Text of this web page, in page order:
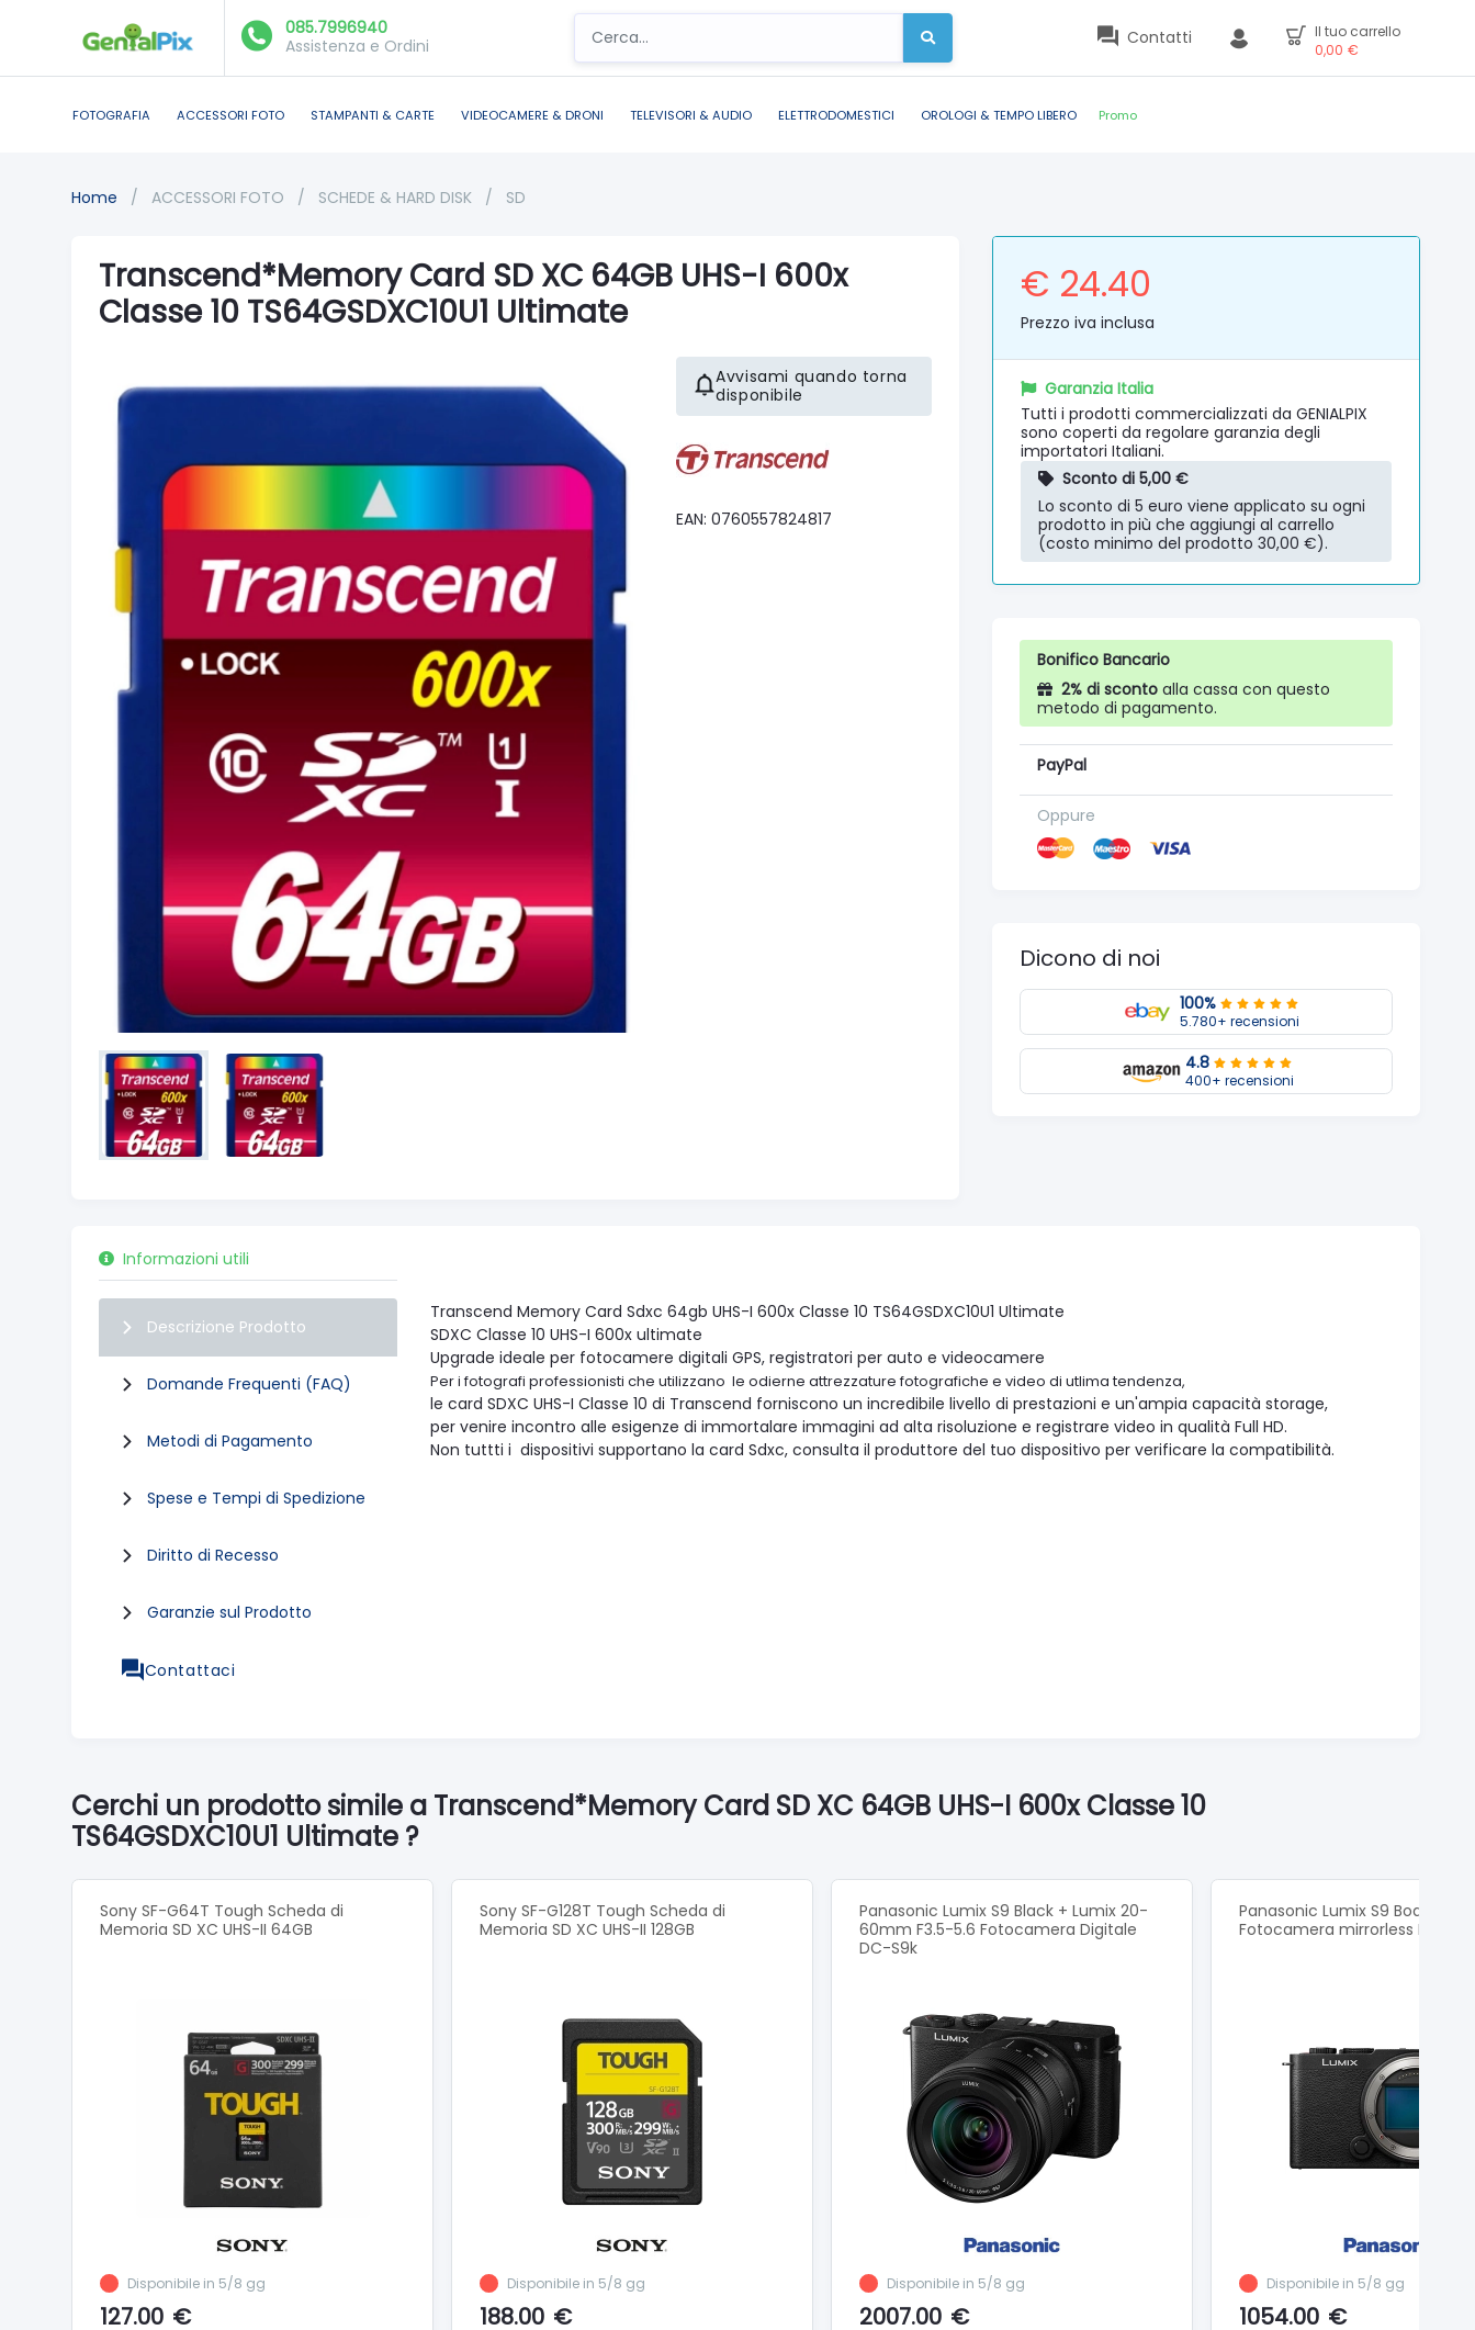
085.7996940
Assistenza e Ordini
Contatti
Il tuo carrello
0,00 €
FOTOGRAFIA ACCESSORI FOTO STAMPANTI & CARTE VIDEOCAMERE & DRONI TELEVISORI & AUDIO ELETTRODOMESTICI OROLOGI & TEMPO LIBERO Promo
Home / ACCESSORI FOTO / SCHEDE & HARD DISK / SD
Transcend*Memory Card SD XC 64GB UHS-I 600x
Classe 10 TS64GSDXC10U1 Ultimate
Avvisami quando torna
disponibile
EAN: 0760557824817
€ 24.40
Prezzo iva inclusa
Garanzia Italia
Tutti i prodotti commercializzati da GENIALPIX
sono coperti da regolare garanzia degli
importatori Italiani.
Sconto di 5,00 €
Lo sconto di 5 euro viene applicato su ogni
prodotto in più che aggiungi al carrello
(costo minimo del prodotto 30,00 €).
Bonifico Bancario
2% di sconto alla cassa con questo
metodo di pagamento.
PayPal
Oppure
Dicono di noi
100%
5.780+ recensioni
4.8
400+ recensioni
Informazioni utili
Descrizione Prodotto
Domande Frequenti (FAQ)
Metodi di Pagamento
Spese e Tempi di Spedizione
Diritto di Recesso
Garanzie sul Prodotto
Contattaci
Transcend Memory Card Sdxc 64gb UHS-I 600x Classe 10 TS64GSDXC10U1 Ultimate
SDXC Classe 10 UHS-I 600x ultimate
Upgrade ideale per fotocamere digitali GPS, registratori per auto e videocamere
Per i fotografi professionisti che utilizzano le odierne attrezzature fotografiche e video di utlima tendenza,
le card SDXC UHS-I Classe 10 di Transcend forniscono un incredibile livello di prestazioni e un'ampia capacità storage,
per venire incontro alle esigenze di immortalare immagini ad alta risoluzione e registrare video in qualità Full HD.
Non tuttti i dispositivi supportano la card Sdxc, consulta il produttore del tuo dispositivo per verificare la compatibilità.
Cerchi un prodotto simile a Transcend*Memory Card SD XC 64GB UHS-I 600x Classe 10
TS64GSDXC10U1 Ultimate ?
Sony SF-G64T Tough Scheda di
Memoria SD XC UHS-II 64GB
Disponibile in 5/8 gg
127.00 €
Sony SF-G128T Tough Scheda di
Memoria SD XC UHS-II 128GB
Disponibile in 5/8 gg
188.00 €
Panasonic Lumix S9 Black + Lumix 20-
60mm F3.5-5.6 Fotocamera Digitale
DC-S9k
Disponibile in 5/8 gg
2007.00 €
Panasonic Lumix S9 Body
Fotocamera mirrorless DC-S9
Disponibile in 5/8 gg
1054.00 €